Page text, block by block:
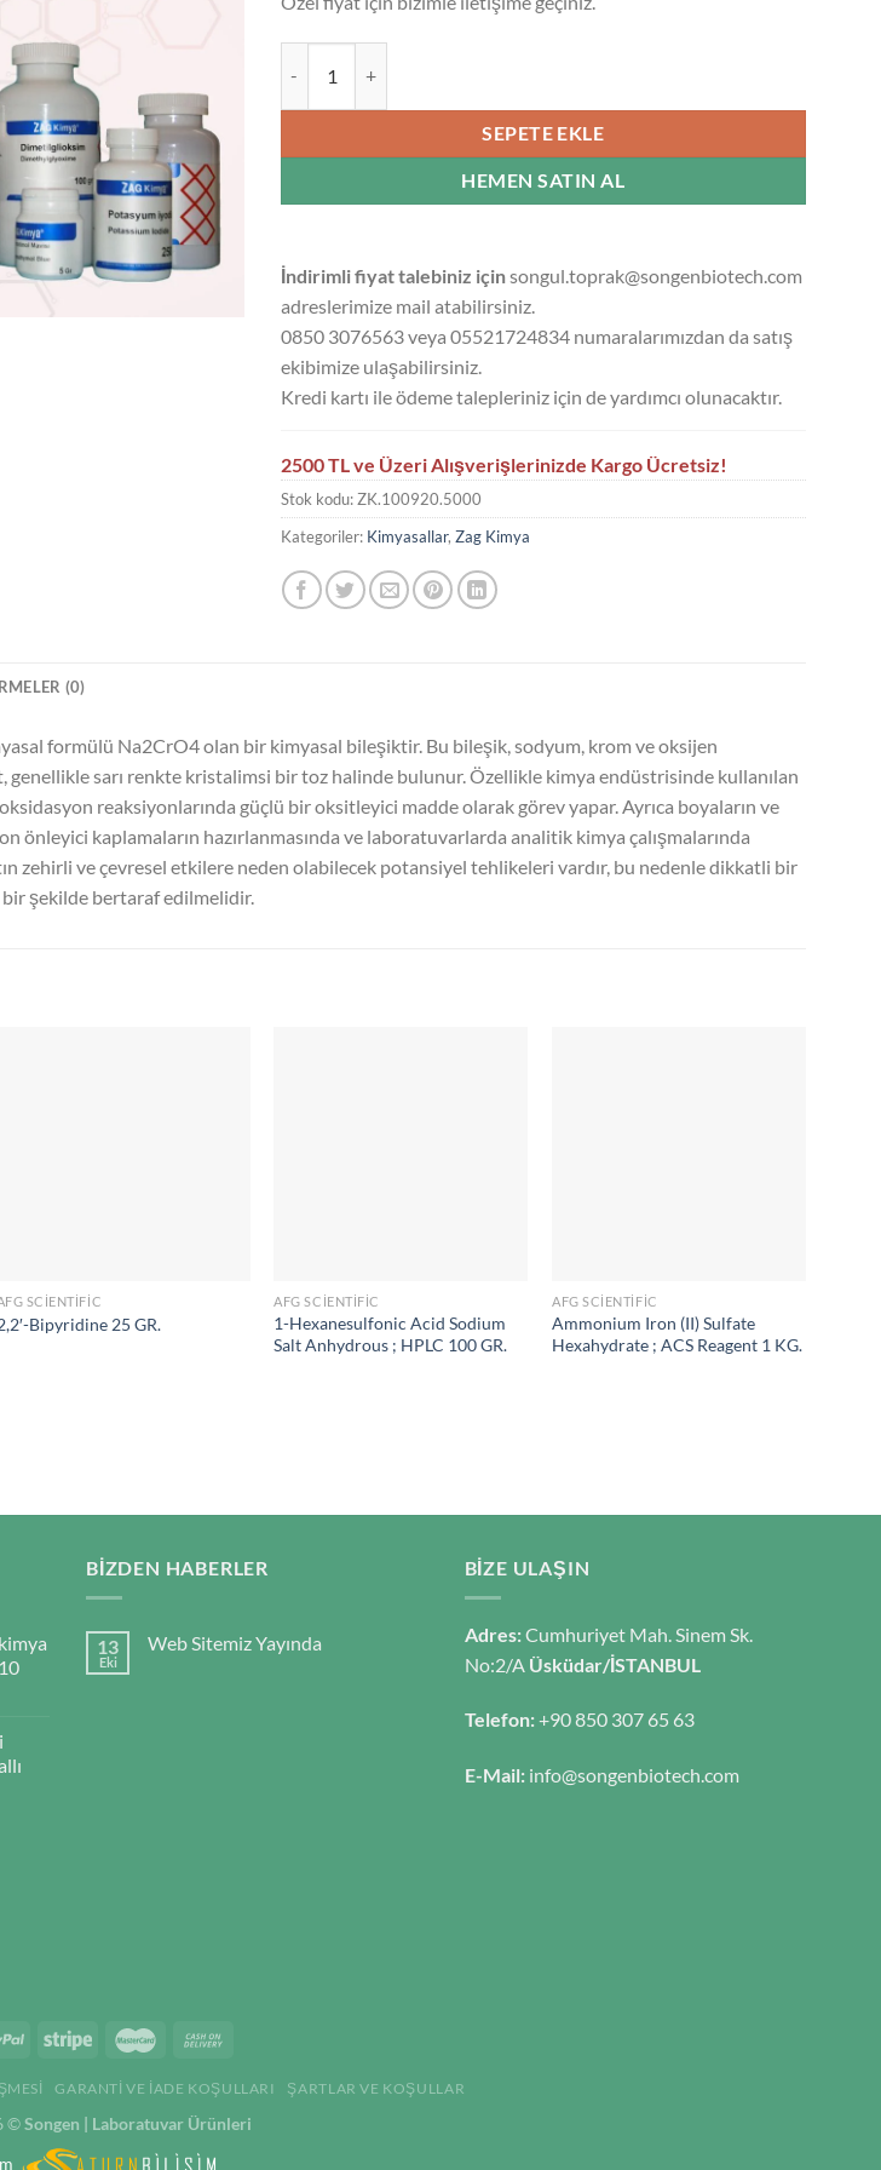
SEPETE EKLE
HEMEN SATIN AL
İndirimli fiyat talebiniz içinsongul.toprak@songenbiotech.com
adreslerimize mail atabilirsiniz.
0850 3076563 veya 05521724834 numaralarımızdan da satış
ekibimize ulaşabilirsiniz.
Kredi kartı ile ödeme talepleriniz için de yardımcı olunacaktır.
2500 TL ve Üzeri Alışverişlerinizde Kargo Ücretsiz!
Stok kodu:ZK.100920.5000
Kategoriler: Kimyasallar, Zag Kimya
(0)
formülü Na2CrO4 olan bir kimyasal bileşiktir. Bu bileşik, sodyum, krom ve oksijen
genellikle sarı renkte kristalimsi bir toz halinde bulunur. Özellikle kimya endüstrisinde kullanılan
reaksiyonlarında güçlü bir oksitleyici madde olarak görev yapar. Ayrıca boyaların ve
önleyici kaplamaların hazırlanmasında ve laboratuvarlarda analitik kimya çalışmalarında
zehirli ve çevresel etkilere neden olabilecek potansiyel tehlikeleri vardır, bu nedenle dikkatli bir
bir şekilde bertaraf edilmelidir.
SCIENTIFIC
Bipyridine 25 GR.
AFG SCIENTIFIC
1-Hexanesulfonic Acid Sodium
Salt Anhydrous ; HPLC 100 GR.
AFG SCIENTIFIC
Ammonium Iron (II) Sulfate
Hexahydrate ; ACS Reagent 1 KG.
BIZDEN HABERLER
13
Eki
Web Sitemiz Yayında
BIZE ULAŞIN
Adres:Cumhuriyet Mah. Sinem Sk.
No:2/A Üsküdar/İSTANBUL
Telefon:+90 850 307 65 63
E-Mail:info@songenbiotech.com
GARANTI VE İADE KOŞULLARI ŞARTLAR VE KOŞULLAR
©Songen | Laboratuvar Ürünleri